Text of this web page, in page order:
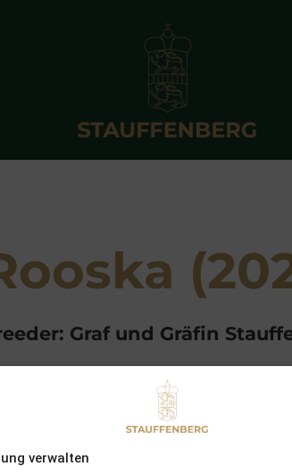
verwalten
Graf und Gräfin
(GB)